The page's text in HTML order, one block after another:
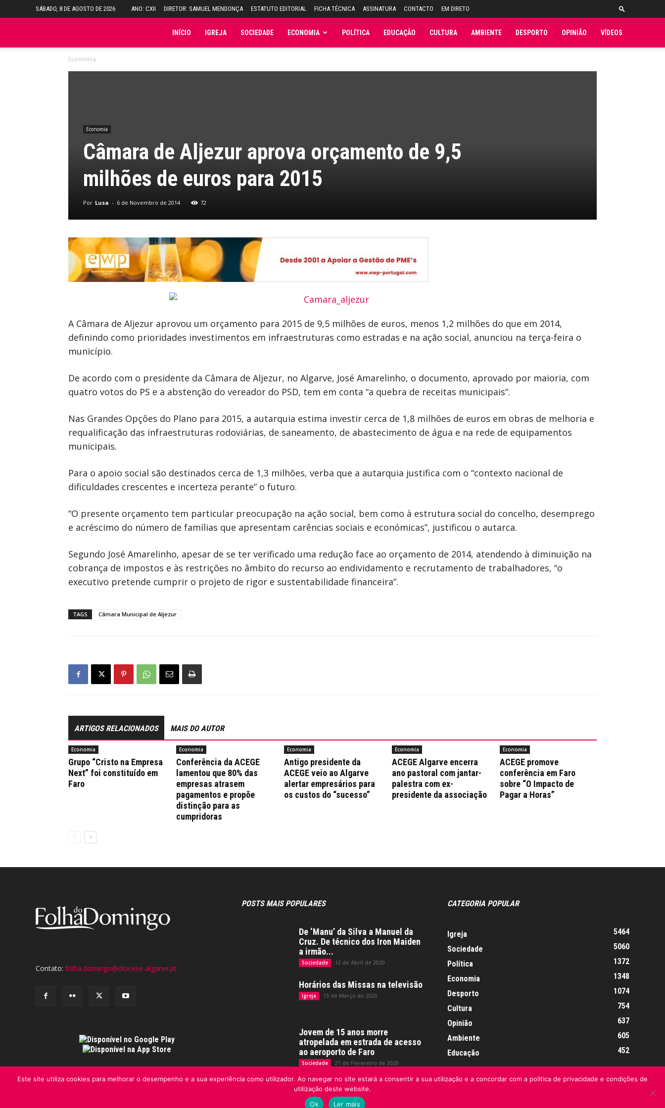
SÁBADO, 8 DE AGOSTO DE 2026 ANO: CXII DIRETOR: SAMUEL MENDONÇA ESTATUTO EDITORIAL FICHA TÉCNICA ASSINATURA CONTACTO EM DIRETO
INÍCIO IGREJA SOCIEDADE ECONOMIA POLÍTICA EDUCAÇÃO CULTURA AMBIENTE DESPORTO OPINIÃO VÍDEOS
Economia
Economia
Câmara de Aljezur aprova orçamento de 9,5
milhões de euros para 2015
Por Lusa - 6 de Novembro de 2014 72
A Câmara de Aljezur aprovou um orçamento para 2015 de 9,5 milhões de euros, menos 1,2 milhões do que em 2014,
definindo como prioridades investimentos em infraestruturas como estradas e na ação social, anunciou na terça-feira o
município.
De acordo com o presidente da Câmara de Aljezur, no Algarve, José Amarelinho, o documento, aprovado por maioria, com
quatro votos do PS e a abstenção do vereador do PSD, tem em conta “a quebra de receitas municipais”.
Nas Grandes Opções do Plano para 2015, a autarquia estima investir cerca de 1,8 milhões de euros em obras de melhoria e
requalificação das infraestruturas rodoviárias, de saneamento, de abastecimento de água e na rede de equipamentos
municipais.
Para o apoio social são destinados cerca de 1,3 milhões, verba que a autarquia justifica com o “contexto nacional de
dificuldades crescentes e incerteza perante” o futuro.
“O presente orçamento tem particular preocupação na ação social, bem como à estrutura social do concelho, desemprego
e acréscimo do número de famílias que apresentam carências sociais e económicas”, justificou o autarca.
Segundo José Amarelinho, apesar de se ter verificado uma redução face ao orçamento de 2014, atendendo à diminuição na
cobrança de impostos e às restrições no âmbito do recurso ao endividamento e recrutamento de trabalhadores, “o
executivo pretende cumprir o projeto de rigor e sustentabilidade financeira”.
TAGS Câmara Municipal de Aljezur
ARTIGOS RELACIONADOS MAIS DO AUTOR
Economia
Grupo “Cristo na Empresa
Next” foi constituído em
Faro
Economia
Conferência da ACEGE
lamentou que 80% das
empresas atrasem
pagamentos e propõe
distinção para as
cumpridoras
Economia
Antigo presidente da
ACEGE veio ao Algarve
alertar empresários para
os custos do “sucesso”
Economia
ACEGE Algarve encerra
ano pastoral com jantar-
palestra com ex-
presidente da associação
Economia
ACEGE promove
conferência em Faro
sobre “O Impacto de
Pagar a Horas”
Contato: folha.domingo@diocese-algarve.pt
POSTS MAIS POPULARES
De ‘Manu’ da Silva a Manuel da
Cruz. De técnico dos Iron Maiden
a irmão...
Sociedade 12 de Abril de 2020
Horários das Missas na televisão
Igreja 13 de Março de 2020
Jovem de 15 anos morre
atropelada em estrada de acesso
ao aeroporto de Faro
Sociedade 21 de Fevereiro de 2020
CATEGORIA POPULAR
Igreja
5464
Sociedade
5060
Política
1372
Economia
1348
Desporto
1074
Cultura
754
Opinião
637
Ambiente
605
Educação
452
Este site utiliza cookies para melhorar o desempenho e a sua experiência como utilizador. Ao navegar no site estará a consentir a sua utilização e a concordar com a politica de privacidade e condições de
utilização deste website.
Ok
Ler mais